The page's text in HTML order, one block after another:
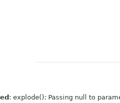
: explode(): Passing null to